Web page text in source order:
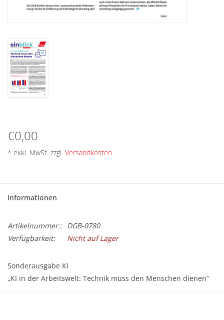
FRIEDEN
VEREINBARKEIT GESTALTEN
MIETENSTOPP
ARBEITSZEIT
€0,00
* exkl. MwSt. zzgl. Versandkosten
Informationen
Artikelnummer:: DGB-0780
Verfügbarkeit:
Nicht auf Lager
Sonderausgabe KI
„KI in der Arbeitswelt: Technik muss den Menschen dienen“